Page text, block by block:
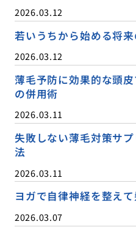
2026.03.12
若いうちから始める将
2026.03.12
薄毛予防に効果的な頭
の併用術
2026.03.11
失敗しない薄毛対策サ
法
2026.03.11
ヨガで自律神経を整え
2026.03.07